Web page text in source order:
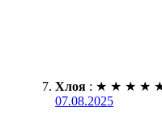
Хлоя : ★ ★ ★ ★
07.08.2025